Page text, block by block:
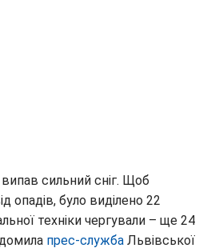
випав сильний сніг. Щоб
опадів, було виділено 22
техніки чергували – ще 24
прес-служба Львівської